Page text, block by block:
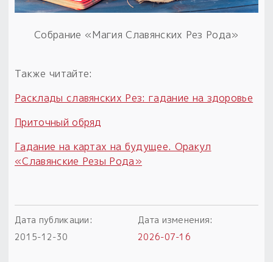
Собрание «Магия Славянских Рез Рода»
Также читайте:
Расклады славянских Рез: гадание на здоровье
Приточный обряд
Гадание на картах на будущее. Оракул
«Славянские Резы Рода»
Дата публикации:
2015-12-30
Дата изменения:
2026-07-16